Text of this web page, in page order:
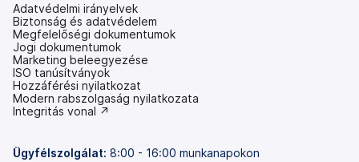
Adatvédelmi irányelvek
Biztonság és adatvédelem
Megfelelőségi dokumentumok
Jogi dokumentumok
Marketing beleegyezése
ISO tanúsítványok
Hozzáférési nyilatkozat
(új
lapon
Modern rabszolgaság nyilatkozata
(új
meg)
Integritás vonal ↗
Ügyfélszolgálat: 8:00 - 16:00 munkanapokon